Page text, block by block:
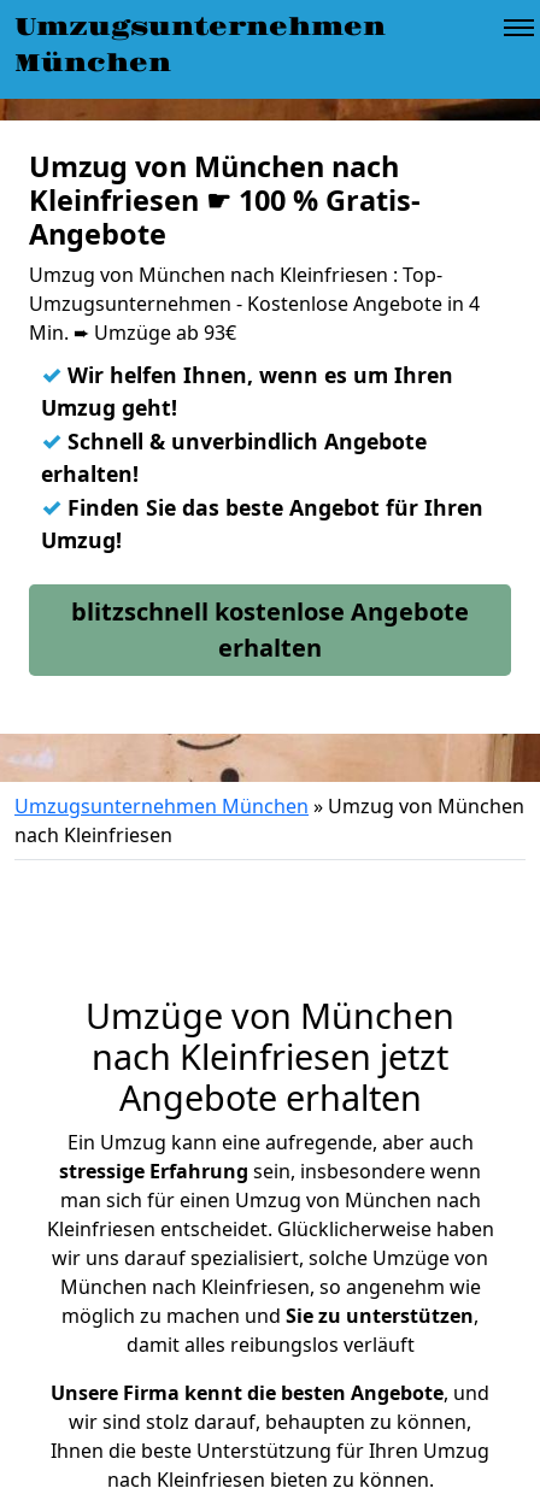
Umzugsunternehmen
München
Umzug von München nach
Kleinfriesen ☛ 100 % Gratis-
Angebote
Umzug von München nach Kleinfriesen : Top-
Umzugsunternehmen - Kostenlose Angebote in 4
Min. ➨ Umzüge ab 93€
✓ Wir helfen Ihnen, wenn es um Ihren
Umzug geht!
✓ Schnell & unverbindlich Angebote
erhalten!
✓ Finden Sie das beste Angebot für Ihren
Umzug!
blitzschnell kostenlose Angebote
erhalten
Umzugsunternehmen München » Umzug von München
nach Kleinfriesen
Umzüge von München
nach Kleinfriesen jetzt
Angebote erhalten
Ein Umzug kann eine aufregende, aber auch
stressige Erfahrung sein, insbesondere wenn
man sich für einen Umzug von München nach
Kleinfriesen entscheidet. Glücklicherweise haben
wir uns darauf spezialisiert, solche Umzüge von
München nach Kleinfriesen, so angenehm wie
möglich zu machen und Sie zu unterstützen,
damit alles reibungslos verläuft
Unsere Firma kennt die besten Angebote, und
wir sind stolz darauf, behaupten zu können,
Ihnen die beste Unterstützung für Ihren Umzug
nach Kleinfriesen bieten zu können.